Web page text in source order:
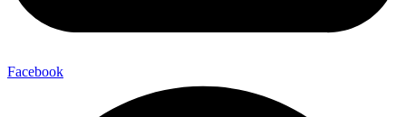
Facebook